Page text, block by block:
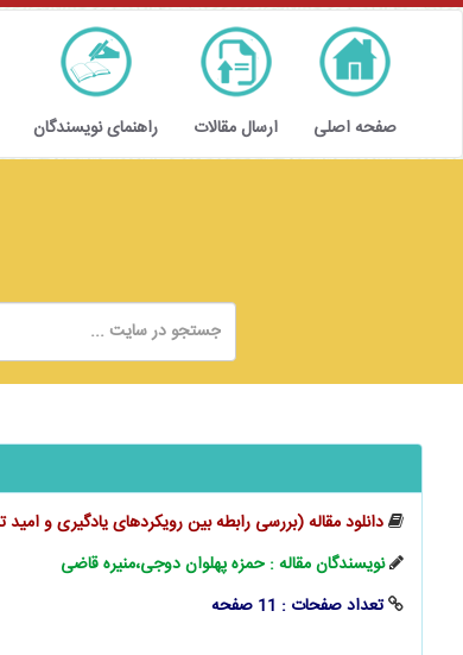
صفحه اصلی ارسال مقالات راهنمای نویسندگان
دانلود مقاله (بررسی رابطه بین رویکردهای یادگیری و
نویسندگان مقاله : حمزه پهلوان دوجی،منیره قاضی
تعداد صفحات : 11 صفحه